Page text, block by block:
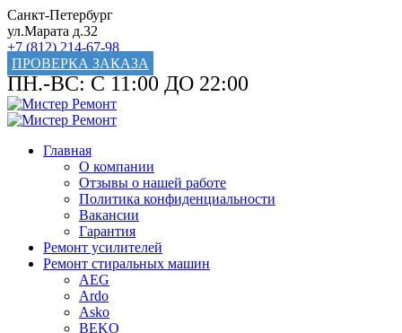
Санкт-Петербург
ул.Марата д.32
+7 (812) 214-67-98
ПРОВЕРКА ЗАКАЗА
ПН.-ВС: С 11:00 ДО 22:00
Главная
О компании
Отзывы о нашей работе
Политика конфиденциальности
Вакансии
Гарантия
Ремонт усилителей
Ремонт стиральных машин
AEG
Ardo
Asko
BEKO